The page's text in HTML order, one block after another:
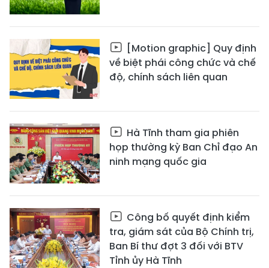
[Motion graphic] Quy định
về biệt phái công chức và chế
độ, chính sách liên quan
Hà Tĩnh tham gia phiên
họp thường kỳ Ban Chỉ đạo An
ninh mạng quốc gia
Công bố quyết định kiểm
tra, giám sát của Bộ Chính trị,
Ban Bí thư đợt 3 đối với BTV
Tỉnh ủy Hà Tĩnh